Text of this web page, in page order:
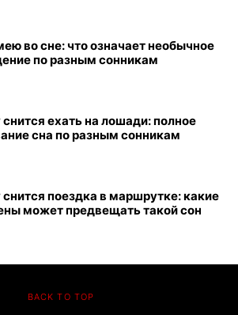
во сне: что означает необычное
по разным сонникам
ехать на лошади: полное
сна по разным сонникам
поездка в маршрутке: какие
может предвещать такой сон
BACK TO TOP